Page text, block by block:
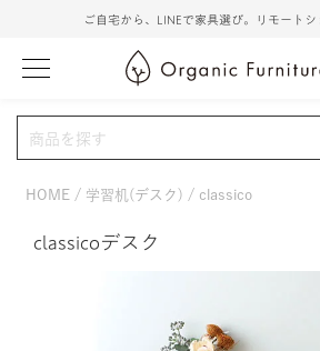
ご自宅から、LINEで家具選び。リモート
HOME 学習机(デスク) classico
classicoデスク